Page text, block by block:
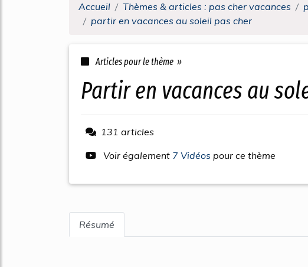
Accueil Thèmes & articles : pas cher vacances
partir en vacances au soleil pas cher
Articles pour le thème »
partir en vacances au
131 articles
Voir également 7 Vidéos pour ce thème
Résumé